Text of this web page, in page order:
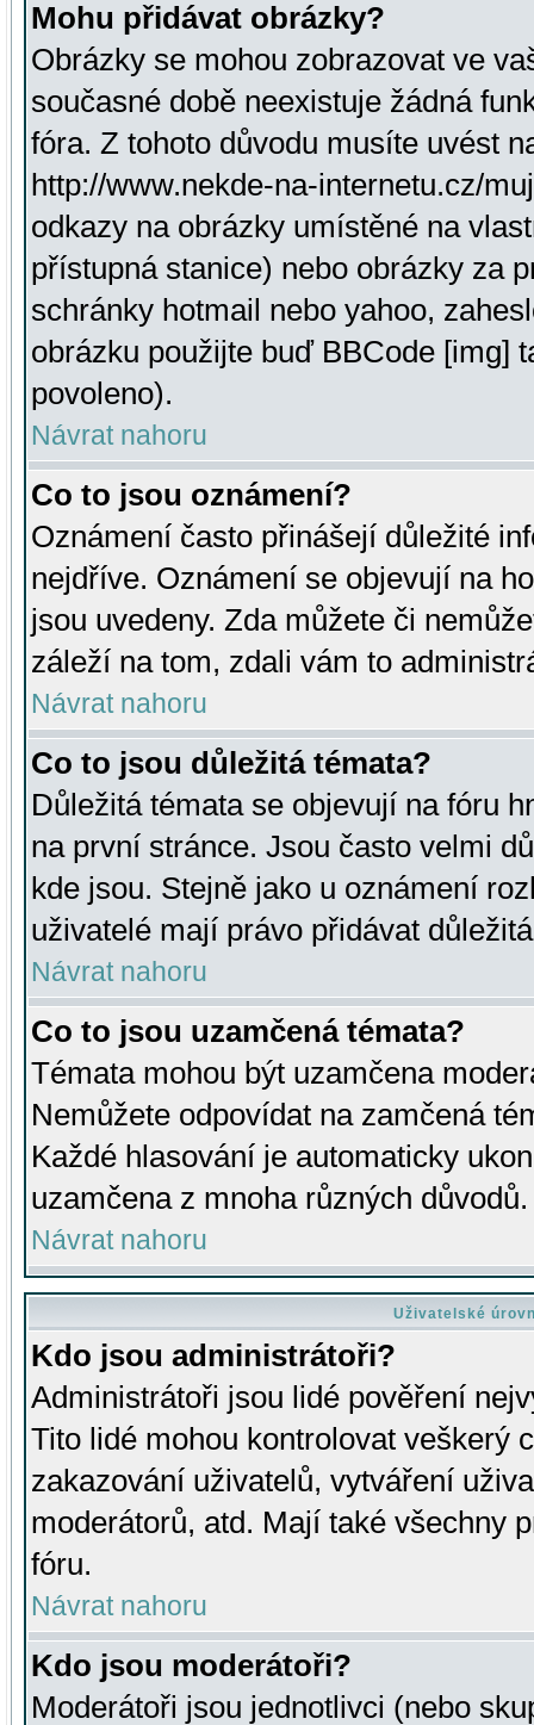
Mohu přidávat obrázky?
Obrázky se mohou zobrazovat ve
současné době neexistuje žádná
fóra. Z tohoto důvodu musíte uvést
http://www.nekde-na-internetu.cz/
odkazy na obrázky umístěné na
přístupná stanice) nebo obrázky za
schránky hotmail nebo yahoo,
obrázku použijte buď BBCode [img]
povoleno).
Návrat nahoru
Co to jsou oznámení?
Oznámení často přinášejí důležité
nejdříve. Oznámení se objevují na
jsou uvedeny. Zda můžete či
záleží na tom, zdali vám to
Návrat nahoru
Co to jsou důležitá témata?
Důležitá témata se objevují na fóru
na první stránce. Jsou často velmi
kde jsou. Stejně jako u oznámení
uživatelé mají právo přidávat
Návrat nahoru
Co to jsou uzamčená témata?
Témata mohou být uzamčena
Nemůžete odpovídat na zamčená
Každé hlasování je automaticky
uzamčena z mnoha různých důvodů.
Návrat nahoru
Uživatelské
Kdo jsou administrátoři?
Administrátoři jsou lidé pověření
Tito lidé mohou kontrolovat veškerý
zakazování uživatelů, vytváření
moderátorů, atd. Mají také všechny
fóru.
Návrat nahoru
Kdo jsou moderátoři?
Moderátoři jsou jednotlivci (nebo